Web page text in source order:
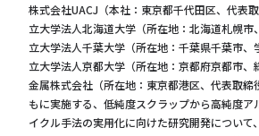
株式会社UACJ（本社：東京都千代田区、代表
立大学法人北海道大学（所在地：北海道札幌市
立大学法人千葉大学（所在地：千葉県千葉市、
立大学法人京都大学（所在地：京都府京都市
金属株式会社（所在地：東京都港区、代表取締
もに実施する、低純度スクラップから高純度ア
イクル手法の実用化に向けた研究開発につい